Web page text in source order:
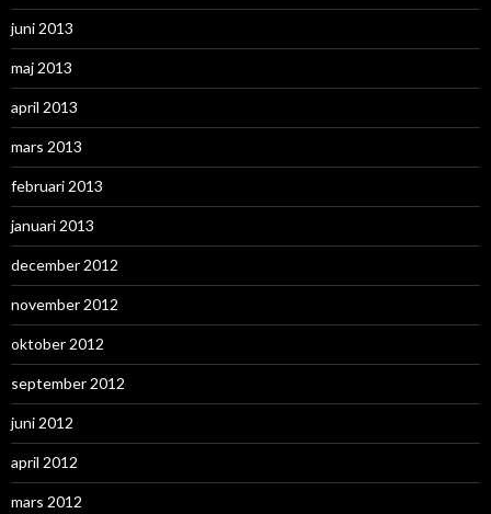
juni 2013
maj 2013
april 2013
mars 2013
februari 2013
januari 2013
december 2012
november 2012
oktober 2012
september 2012
juni 2012
april 2012
mars 2012